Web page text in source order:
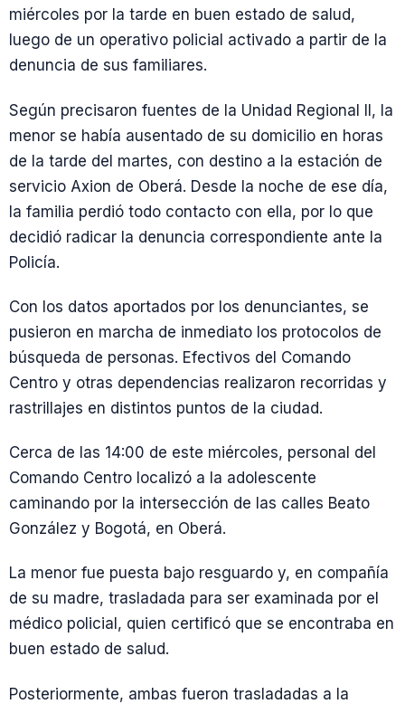
miércoles por la tarde en buen estado de salud,
luego de un operativo policial activado a partir de la
denuncia de sus familiares.
Según precisaron fuentes de la Unidad Regional II, la
menor se había ausentado de su domicilio en horas
de la tarde del martes, con destino a la estación de
servicio Axion de Oberá. Desde la noche de ese día,
la familia perdió todo contacto con ella, por lo que
decidió radicar la denuncia correspondiente ante la
Policía.
Con los datos aportados por los denunciantes, se
pusieron en marcha de inmediato los protocolos de
búsqueda de personas. Efectivos del Comando
Centro y otras dependencias realizaron recorridas y
rastrillajes en distintos puntos de la ciudad.
Cerca de las 14:00 de este miércoles, personal del
Comando Centro localizó a la adolescente
caminando por la intersección de las calles Beato
González y Bogotá, en Oberá.
La menor fue puesta bajo resguardo y, en compañía
de su madre, trasladada para ser examinada por el
médico policial, quien certificó que se encontraba en
buen estado de salud.
Posteriormente, ambas fueron trasladadas a la